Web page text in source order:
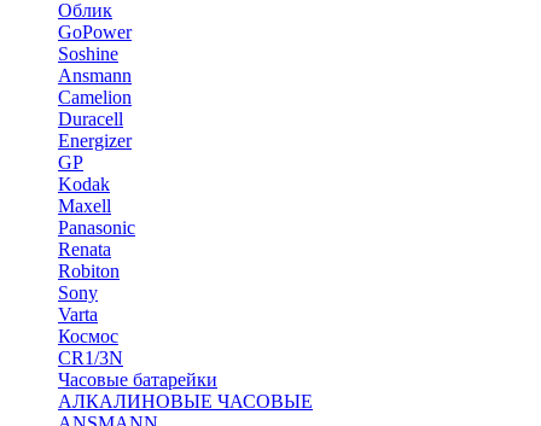
Облик
GoPower
Soshine
Ansmann
Camelion
Duracell
Energizer
GP
Kodak
Maxell
Panasonic
Renata
Robiton
Sony
Varta
Космос
CR1/3N
Часовые батарейки
АЛКАЛИНОВЫЕ ЧАСОВЫЕ